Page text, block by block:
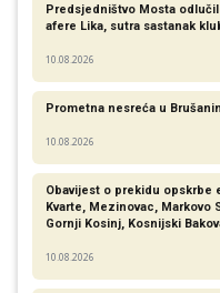
Predsjedništvo Mosta
afere Lika, sutra sastanak
10.08.2026
Prometna nesreća u
10.08.2026
Obavijest o prekidu opskrbe
Kvarte, Mezinovac, Markovo
Gornji Kosinj, Kosnijski
10.08.2026